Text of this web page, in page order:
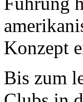
Konzept
Bis zum